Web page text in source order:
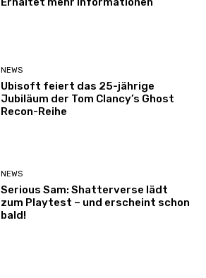
NEWS
Ubisoft feiert das 25-jährige
Jubiläum der Tom Clancy’s Ghost
Recon-Reihe
NEWS
Serious Sam: Shatterverse lädt
zum Playtest – und erscheint schon
bald!